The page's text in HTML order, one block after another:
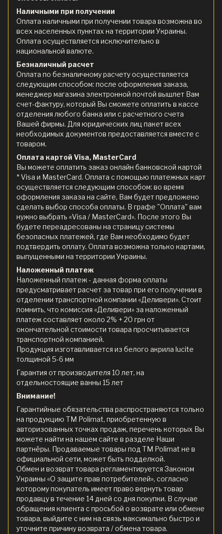
Наличными при получении
Оплата наличными при получении товара возможна во
всех населенных пунктах на территории Украины.
Оплата осуществляется исключительно в
национальной валюте.
Безналичный расчет
Оплата по безналичному расчету осуществляется
следующим способом: после оформления заказа,
менеджер магазина электронной почтой вышлет Вам
счет-фактуру, который Вы сможете оплатить в кассе
отделения любого банка или с расчетного счета
Вашей фирмы. Для юридических лиц пакет всех
необходимых документов предоставляется вместе с
товаром.
Оплата картой Visa, MasterCard
Вы можете оплатить заказ онлайн банковской картой
* Visa и MasterCard. Оплата с помощью платежных карт
осуществляется следующим способом: во время
оформления заказа на сайте, Вам будет предложено
сделать выбор способа оплаты. В графе "Оплата" вам
нужно выбрать «Visa / MasterCard». После этого Вы
будете переадресованы на страницу системы
безопасных платежей, где Вам необходимо будет
подтвердить оплату. Оплата возможна только картами,
выпущенными на территории Украины.
Наложенный платеж
Наложенный платеж - данная форма оплаты
предусматривает расчет за товар при его получении в
отделении транспортной компании «Деливери». Стоит
помнить, что комиссия «Деливери» за наложенный
платеж составляет около 2% + 20 грн от
окончательной стоимости товара просчитывается
транспортной компанией.
Продукция изготавливается из белого акрила lucite
толщиной 5-6 мм
Гарантия от производителя 10 лет, на
отдельностоящие ванны 15 лет
Внимание!
Гарантийные обязательства распространяются только
на продукцию ТМ Polimat, приобретенную в
авторизованных точках продаж, перечень которых Вы
можете найти на нашем сайте в разделе Наши
партнёры. Продаваемые товары под ТМ Polimat не в
официальной сети, может быть подделкой.
Обмен и возврат товара регламентируется Законом
Украины «О защите прав потребителей», согласно
которому покупатель имеет право вернуть товар
продавцу в течение 14 дней со дня покупки. В случае
обращения клиента с просьбой о возврате или обмене
товара, выйдите с ним на связь максимально быстро и
уточните причину возврата / обмена товара.